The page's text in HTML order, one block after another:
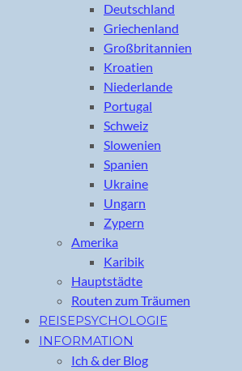
Deutschland
Griechenland
Großbritannien
Kroatien
Niederlande
Portugal
Schweiz
Slowenien
Spanien
Ukraine
Ungarn
Zypern
Amerika
Karibik
Hauptstädte
Routen zum Träumen
REISEPSYCHOLOGIE
INFORMATION
Ich & der Blog